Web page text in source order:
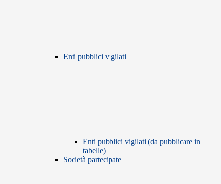
Enti pubblici vigilati
Enti pubblici vigilati (da pubblicare in
tabelle)
Società partecipate